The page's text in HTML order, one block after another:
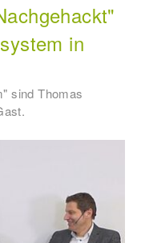
in
sind Thomas